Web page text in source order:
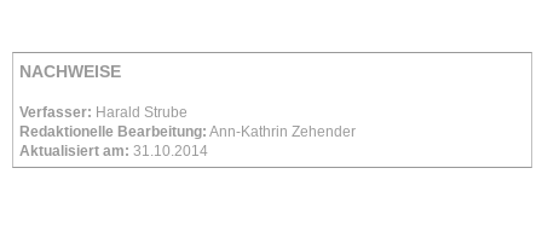
NACHWEISE
Verfasser: Harald Strube
Redaktionelle Bearbeitung: Ann-Kathrin Zehender
Aktualisiert am: 31.10.2014